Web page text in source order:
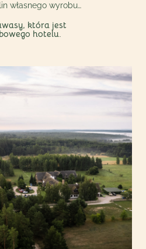
własnego wyrobu…
która jest
hotelu.